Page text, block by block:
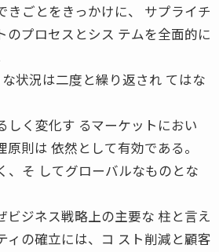
きごとをきっかけに、 サプライチ
のプロセスとシス テムを全面的に
状況は二度と繰り返され てはな
しく変化す るマーケットにおい
則は 依然として有効である。
、そ してグローバルなものとな
ビジネス戦略上の主要な 柱と言え
の確立には、コ スト削減と顧客